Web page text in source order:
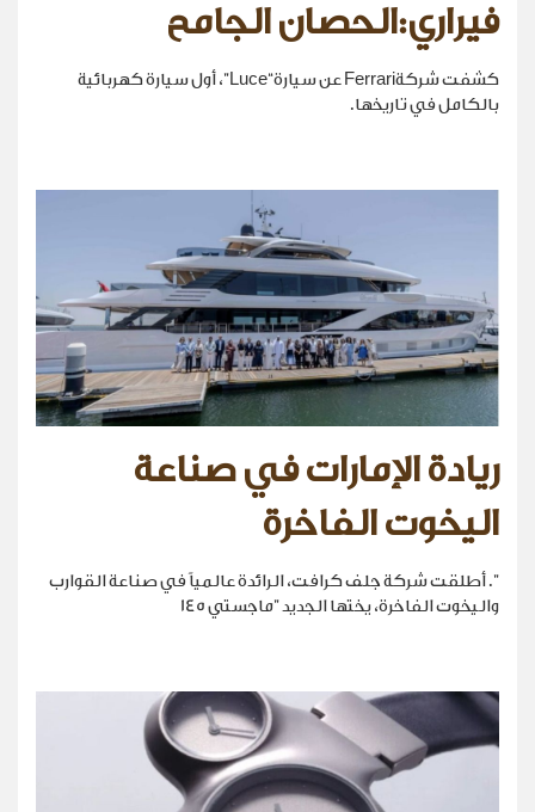
فيراري:الحصان الجامح
كشفت شركةFerrari عن سيارة“Luce”، أول سيارة كهربائية
بالكامل في تاريخها.
ريادة الإمارات في صناعة
اليخوت الفاخرة
". أطلقت شركة جلف كرافت، الرائدة عالمياً في صناعة القوارب
واليخوت الفاخرة، يختها الجديد "ماجستي 145